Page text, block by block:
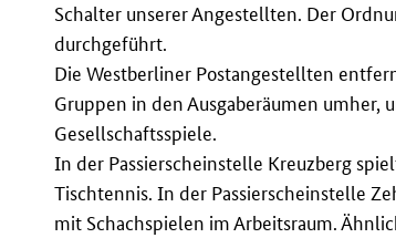
Schalter unserer Angestellten. Der
durchgeführt.
Die Westberliner Postangestellten
Gruppen in den Ausgaberäumen umher,
Gesellschaftsspiele.
In der Passierscheinstelle Kreuzberg
Tischtennis. In der Passierscheinstelle
mit Schachspielen im Arbeitsraum.